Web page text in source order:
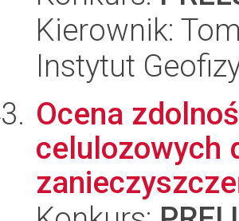
Kierownik:
Instytut
Ocena
celulozowych